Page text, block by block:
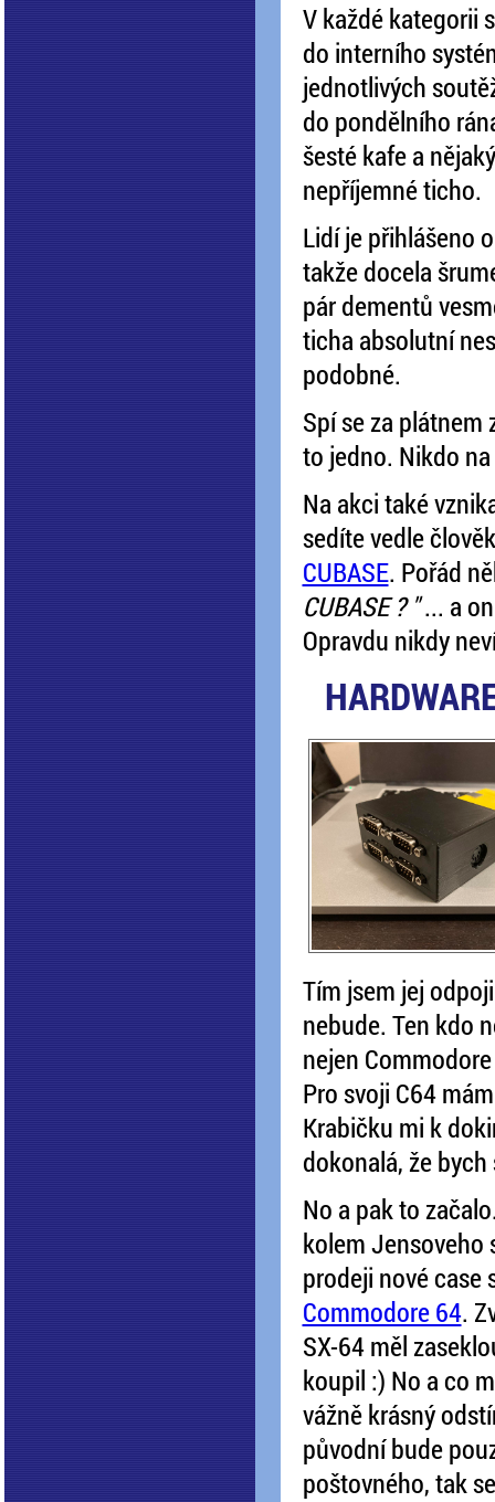
V každé kategorii
do interního
jednotlivých
do pondělního
šesté kafe a
nepříjemné ticho.
Lidí je přihlášeno
takže docela
pár dementů
ticha absolutní
podobné.
Spí se za plátnem
to jedno. Nikdo
Na akci také
sedíte vedle
CUBASE. Pořád
CUBASE ? "... a
Opravdu nikdy
Tím jsem jej
nebude. Ten kdo
nejen
Pro svoji C64
Krabičku mi k
dokonalá, že
No a pak to
kolem Jensoveho
prodeji nové case
Commodore 64.
SX-64 měl
koupil :) No a co
vážně krásný
původní bude
poštovného, tak